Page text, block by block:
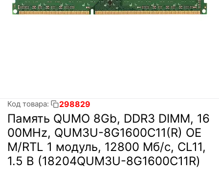
Код товара: 298829
Память QUMO 8Gb, DDR3 DIMM, 16
00MHz, QUM3U-8G1600C11(R) OE
M/RTL 1 модуль, 12800 Мб/с, CL11,
1.5 В (18204QUM3U-8G1600C11R)